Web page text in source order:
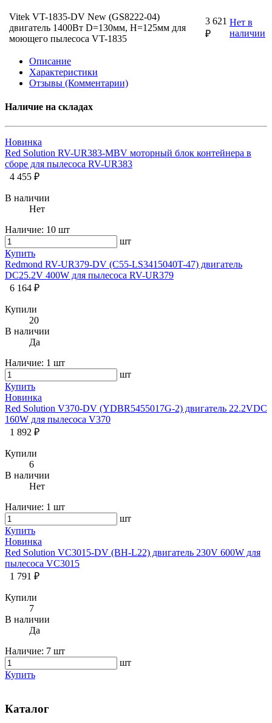
Vitek VT-1835-DV New (GS8222-04)
двигатель 1400Вт D=130мм, H=125мм для
моющего пылесоса VT-1835
3 621
₽
Нет в
наличии
Описание
Характеристики
Отзывы (Комментарии)
Наличие на складах
Новинка
Red Solution RV-UR383-MBV моторный блок контейнера в
сборе для пылесоса RV-UR383
4 455 ₽
В наличии
Нет
Наличие: 10 шт
шт
Купить
Redmond RV-UR379-DV (C55-LS3415040T-47) двигатель
DC25.2V 400W для пылесоса RV-UR379
6 164 ₽
Купили
20
В наличии
Да
Наличие: 1 шт
шт
Купить
Новинка
Red Solution V370-DV (YDBR5455017G-2) двигатель 22.2VDC
160W для пылесоса V370
1 892 ₽
Купили
6
В наличии
Нет
Наличие: 1 шт
шт
Купить
Новинка
Red Solution VC3015-DV (BH-L22) двигатель 230V 600W для
пылесоса VC3015
1 791 ₽
Купили
7
В наличии
Да
Наличие: 7 шт
шт
Купить
Каталог